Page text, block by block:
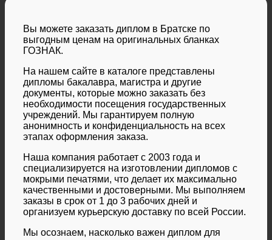
Вы можете заказать диплом в Братске по
выгодным ценам на оригинальных бланках
ГОЗНАК.
На нашем сайте в каталоге представлены
дипломы бакалавра, магистра и другие
документы, которые можно заказать без
необходимости посещения государственных
учреждений. Мы гарантируем полную
анонимность и конфиденциальность на всех
этапах оформления заказа.
Наша компания работает с 2003 года и
специализируется на изготовлении дипломов с
мокрыми печатями, что делает их максимально
качественными и достоверными. Мы выполняем
заказы в срок от 1 до 3 рабочих дней и
организуем курьерскую доставку по всей России.
Мы осознаем, насколько важен диплом для